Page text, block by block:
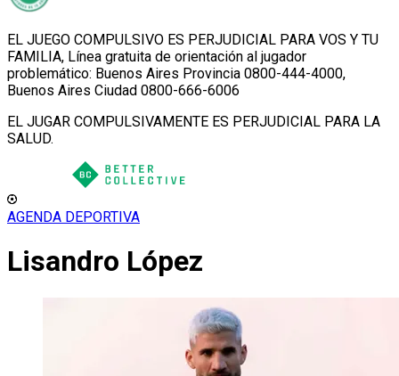
EL JUEGO COMPULSIVO ES PERJUDICIAL PARA VOS Y TU
FAMILIA, Línea gratuita de orientación al jugador
problemático: Buenos Aires Provincia 0800-444-4000,
Buenos Aires Ciudad 0800-666-6006
EL JUGAR COMPULSIVAMENTE ES PERJUDICIAL PARA LA
SALUD.
AGENDA DEPORTIVA
Lisandro López